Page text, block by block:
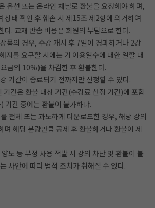
유선 또는 온라인 채널로 환불을 요청해야 하며,
상태 확인 후 훼손 시 제15조 제2항에 의거하여
다. 교재 반송 비용은 회원의 부담으로 한다.
품의 경우, 수강 개시 후 7일이 경과하거나 2강
지를 요구할 시에는 기 이용일수에 대한 일할 대
금의 10%)을 차감한 후 환불한다.
기간이 종료되기 전까지만 신청할 수 있다.
간은 환불 대상 기간(수강료 산정 기간)에 포함
기간 중에는 환불이 불가하다.
전체 또는 과도하게 다운로드한 경우, 해당 강의
며 해당 분량만큼 공제 후 환불하거나 환불이 제
도 등 부정 사용 적발 시 강의 차단 및 환불이 불
사안에 따라 법적 조치가 취해질 수 있다.